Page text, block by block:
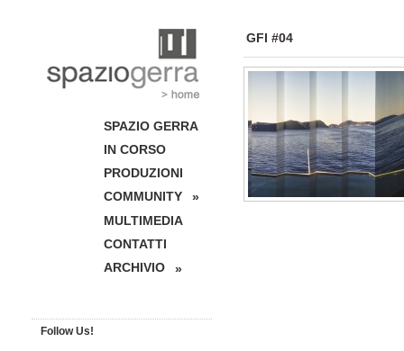
GFI #04
SPAZIO GERRA
IN CORSO
PRODUZIONI
COMMUNITY
»
MULTIMEDIA
CONTATTI
ARCHIVIO
»
Follow Us!